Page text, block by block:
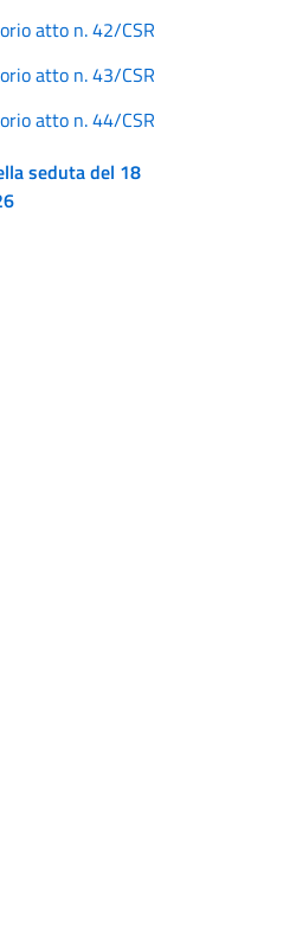
atto n. 42/CSR
atto n. 43/CSR
atto n. 44/CSR
seduta del 18